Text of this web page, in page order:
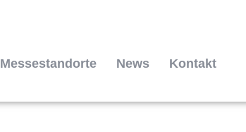
Messestandorte News Kontakt